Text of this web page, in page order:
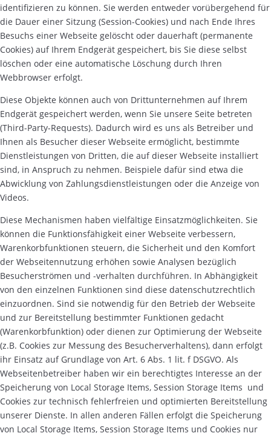
identifizieren zu können. Sie werden entweder vorübergehend für
die Dauer einer Sitzung (Session-Cookies) und nach Ende Ihres
Besuchs einer Webseite gelöscht oder dauerhaft (permanente
Cookies) auf Ihrem Endgerät gespeichert, bis Sie diese selbst
löschen oder eine automatische Löschung durch Ihren
Webbrowser erfolgt.
Diese Objekte können auch von Drittunternehmen auf Ihrem
Endgerät gespeichert werden, wenn Sie unsere Seite betreten
(Third-Party-Requests). Dadurch wird es uns als Betreiber und
Ihnen als Besucher dieser Webseite ermöglicht, bestimmte
Dienstleistungen von Dritten, die auf dieser Webseite installiert
sind, in Anspruch zu nehmen. Beispiele dafür sind etwa die
Abwicklung von Zahlungsdienstleistungen oder die Anzeige von
Videos.
Diese Mechanismen haben vielfältige Einsatzmöglichkeiten. Sie
können die Funktionsfähigkeit einer Webseite verbessern,
Warenkorbfunktionen steuern, die Sicherheit und den Komfort
der Webseitennutzung erhöhen sowie Analysen bezüglich
Besucherströmen und -verhalten durchführen. In Abhängigkeit
von den einzelnen Funktionen sind diese datenschutzrechtlich
einzuordnen. Sind sie notwendig für den Betrieb der Webseite
und zur Bereitstellung bestimmter Funktionen gedacht
(Warenkorbfunktion) oder dienen zur Optimierung der Webseite
(z.B. Cookies zur Messung des Besucherverhaltens), dann erfolgt
ihr Einsatz auf Grundlage von Art. 6 Abs. 1 lit. f DSGVO. Als
Webseitenbetreiber haben wir ein berechtigtes Interesse an der
Speicherung von Local Storage Items, Session Storage Items und
Cookies zur technisch fehlerfreien und optimierten Bereitstellung
unserer Dienste. In allen anderen Fällen erfolgt die Speicherung
von Local Storage Items, Session Storage Items und Cookies nur